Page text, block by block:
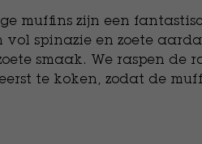
muffins zijn een
vol spinazie en zoete
smaak. We raspen de
te koken, zodat de